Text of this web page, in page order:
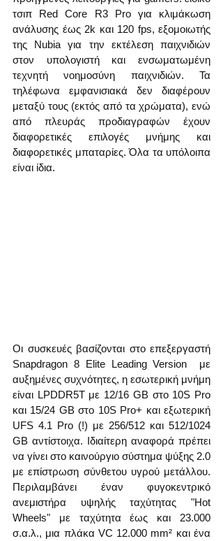
τσιπ Red Core R3 Pro για κλιμάκωση
ανάλυσης έως 2k και 120 fps, εξομοιωτής
της Nubia για την εκτέλεση παιχνιδιών
στον υπολογιστή και ενσωματωμένη
τεχνητή νοημοσύνη παιχνιδιών. Τα
τηλέφωνα εμφανισιακά δεν διαφέρουν
μεταξύ τους (εκτός από τα χρώματα), ενώ
από πλευράς προδιαγραφών έχουν
διαφορετικές επιλογές μνήμης και
διαφορετικές μπαταρίες. Όλα τα υπόλοιπα
είναι ίδια.
Οι συσκευές βασίζονται στο επεξεργαστή
Snapdragon 8 Elite Leading Version  με
αυξημένες συχνότητες, η εσωτερική μνήμη
είναι LPDDR5T με 12/16 GB στο 10S Pro
και 15/24 GB στο 10S Pro+ και εξωτερική
UFS 4.1 Pro (!) με 256/512 και 512/1024
GB αντίστοιχα. Ιδιαίτερη αναφορά πρέπει
να γίνει στο καινούργιο σύστημα ψύξης 2.0
με επίστρωση σύνθετου υγρού μετάλλου.
Περιλαμβάνει έναν φυγοκεντρικό
ανεμιστήρα υψηλής ταχύτητας "Hot
Wheels" με ταχύτητα έως και 23.000
σ.α.λ., μια πλάκα VC 12.000 mm² και ένα